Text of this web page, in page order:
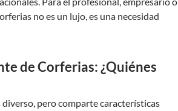
no es un lujo, es una necesidad
de Corferias: ¿Quiénes
pero comparte características